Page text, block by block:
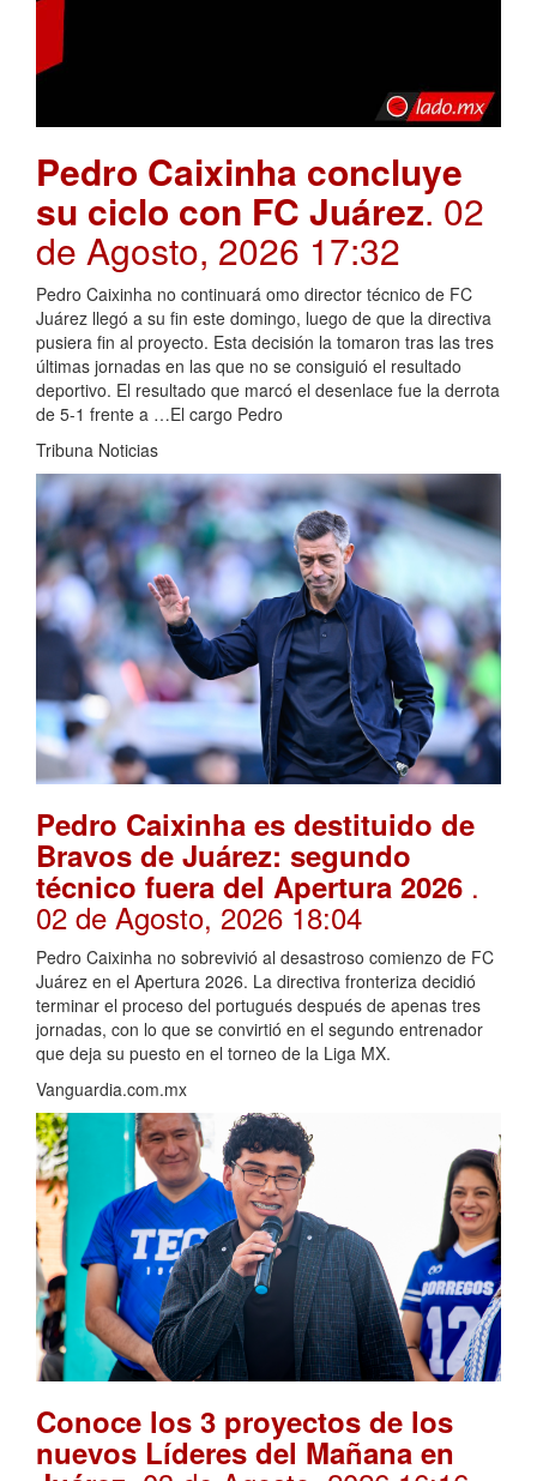
Pedro Caixinha concluye
su ciclo con FC Juárez. 02
de Agosto, 2026 17:32
Pedro Caixinha no continuará omo director técnico de FC
Juárez llegó a su fin este domingo, luego de que la directiva
pusiera fin al proyecto. Esta decisión la tomaron tras las tres
últimas jornadas en las que no se consiguió el resultado
deportivo. El resultado que marcó el desenlace fue la derrota
de 5-1 frente a …El cargo Pedro
Tribuna Noticias
Pedro Caixinha es destituido de
Bravos de Juárez: segundo
técnico fuera del Apertura 2026 .
02 de Agosto, 2026 18:04
Pedro Caixinha no sobrevivió al desastroso comienzo de FC
Juárez en el Apertura 2026. La directiva fronteriza decidió
terminar el proceso del portugués después de apenas tres
jornadas, con lo que se convirtió en el segundo entrenador
que deja su puesto en el torneo de la Liga MX.
Vanguardia.com.mx
Conoce los 3 proyectos de los
nuevos Líderes del Mañana en